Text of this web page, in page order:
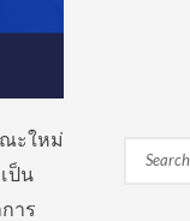
ณะใหม่
ป็น
าร
Search